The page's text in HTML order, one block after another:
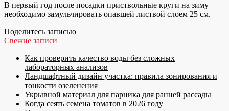
В первый год после посадки приствольные круги на зиму
необходимо замульчировать опавшей листвой слоем 25 см.
Поделитесь записью
Свежие записи
Как проверить качество воды без сложных
лабораторных анализов
Ландшафтный дизайн участка: правила зонирования и
тонкости озеленения
Укрывной материал для парника для ранней рассады
Когда сеять семена томатов в 2026 году